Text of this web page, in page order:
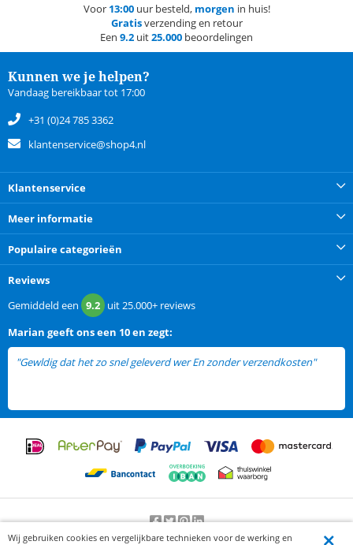
Voor 13:00uur besteld, morgen in huis!
Gratisverzending en retour
Een 9.2 uit25.000 beoordelingen
Kunnen we je helpen?
Vandaag bereikbaar tot 17:00
+31 (0)24 785 3362
klantenservice@shop4.nl
Klantenservice
Meer informatie
Populaire categorieën
Reviews
Gemiddeld een 9.2 uit25.000+ reviews
Marian geeft ons een 10 en zegt:
"Gewldig dat het zo snel geleverd wer En zonder verzendkosten"
Beoordeling door klanten:9.2/10-25000beoordelingen
Wij gebruiken cookies en vergelijkbare technieken voor de werking en